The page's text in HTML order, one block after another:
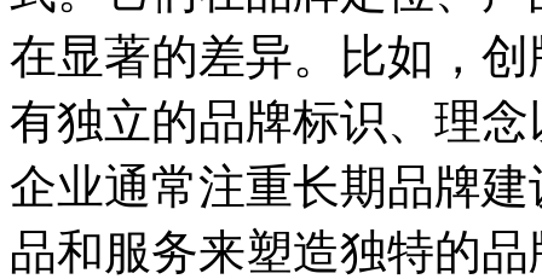
在显著的差异。比如，
有独立的品牌标识、理
企业通常注重长期品牌
品和服务来塑造独特的